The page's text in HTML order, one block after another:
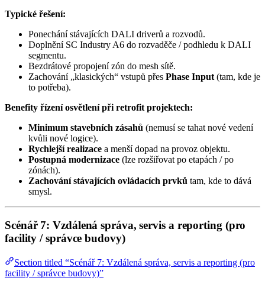
Typické řešení:
Ponechání stávajících DALI driverů a rozvodů.
Doplnění SC Industry A6 do rozvaděče / podhledu k DALI
segmentu.
Bezdrátové propojení zón do mesh sítě.
Zachování „klasických“ vstupů přes Phase Input (tam, kde je
to potřeba).
Benefity řízení osvětlení při retrofit projektech:
Minimum stavebních zásahů (nemusí se tahat nové vedení
kvůli nové logice).
Rychlejší realizace a menší dopad na provoz objektu.
Postupná modernizace (lze rozšiřovat po etapách / po
zónách).
Zachování stávajících ovládacích prvků tam, kde to dává
smysl.
Scénář 7: Vzdálená správa, servis a reporting (pro
facility / správce budovy)
Section titled “Scénář 7: Vzdálená správa, servis a reporting (pro
facility / správce budovy)”